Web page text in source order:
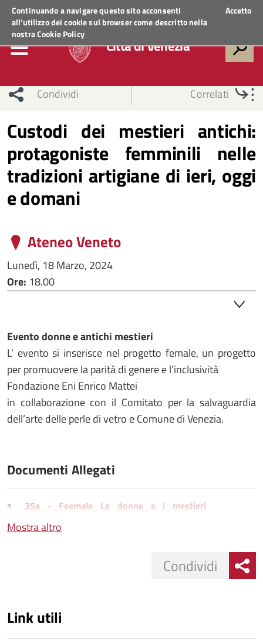
Continuando a navigare questo sito acconsenti
all'utilizzo dei cookie sul browser come descritto nella
nostraCookie Policy
Accetto
Regione VenetoACCEDI AI SERVIZI
Città di Venezia
Condividi Correlati
Custodi dei mestieri antichi:
protagoniste femminili nelle
tradizioni artigiane di ieri, oggi
e domani
Ateneo Veneto
Lunedì, 18 Marzo, 2024
Ore: 18.00
Evento donne e antichi mestieri
L’ evento si inserisce nel progetto female, un progetto
per promuovere la parità di genere e l’inclusività
Fondazione Eni Enrico Mattei
in collaborazione con il Comitato per la salvaguardia
dell’arte delle perle di vetro e Comune di Venezia.
Documenti Allegati
35a - Feemale Le donne e i mestieri
tradizionali.pdf
Mostra altro
Condividi
Link utili